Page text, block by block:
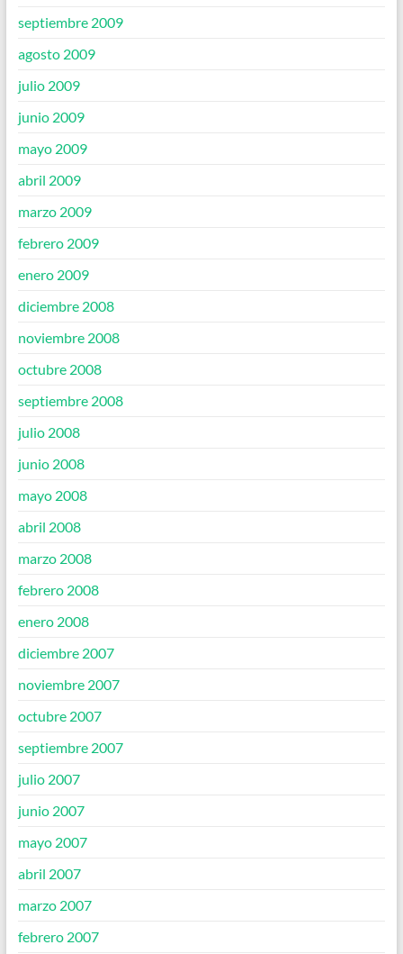
septiembre 2009
agosto 2009
julio 2009
junio 2009
mayo 2009
abril 2009
marzo 2009
febrero 2009
enero 2009
diciembre 2008
noviembre 2008
octubre 2008
septiembre 2008
julio 2008
junio 2008
mayo 2008
abril 2008
marzo 2008
febrero 2008
enero 2008
diciembre 2007
noviembre 2007
octubre 2007
septiembre 2007
julio 2007
junio 2007
mayo 2007
abril 2007
marzo 2007
febrero 2007